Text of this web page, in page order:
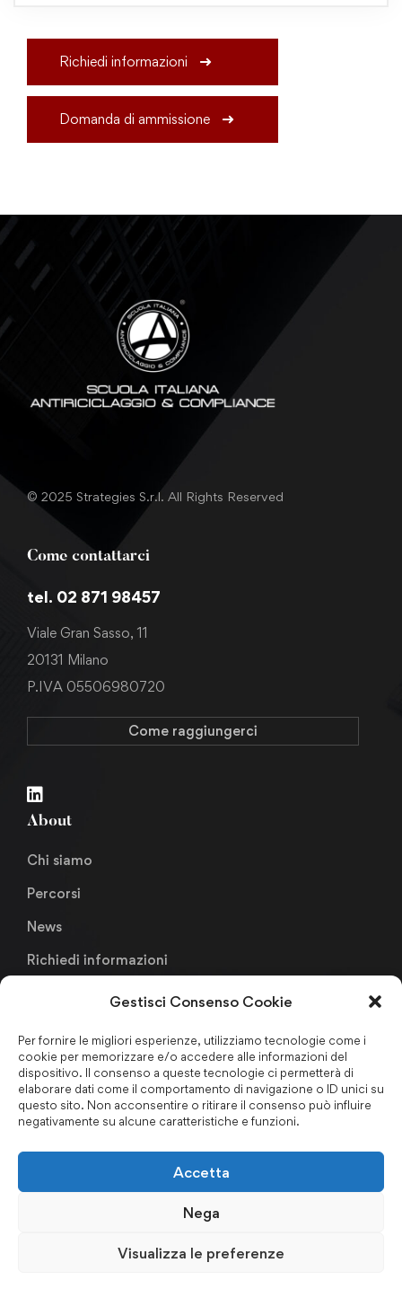
Gestisci Consenso Cookie
Per fornire le migliori esperienze, utilizziamo tecnologie come i
cookie per memorizzare e/o accedere alle informazioni del
dispositivo. Il consenso a queste tecnologie ci permetterà di
elaborare dati come il comportamento di navigazione o ID unici su
questo sito. Non acconsentire o ritirare il consenso può influire
negativamente su alcune caratteristiche e funzioni.
Accetta
Nega
Visualizza le preferenze
Richiedi informazioni
Domanda di ammissione
© 2025 Strategies S.r.l. All Rights Reserved
Come contattarci
tel. 02 871 98457
Viale Gran Sasso, 11
20131 Milano
P.IVA 05506980720
Come raggiungerci
About
Chi siamo
Percorsi
News
Richiedi informazioni
Metodologia Didattica
Faculty & Staffs
Formazione finanziata
Forum Nazionale Antiriciclaggio
Cookie Policy–Codice Etico